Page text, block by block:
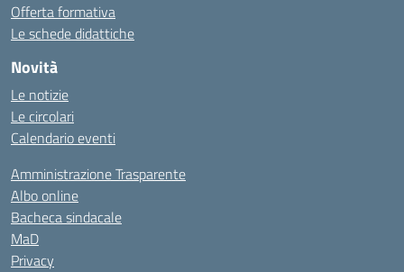
Offerta formativa
Le schede didattiche
Novità
Le notizie
Le circolari
Calendario eventi
Amministrazione Trasparente
Albo online
Bacheca sindacale
MaD
Privacy